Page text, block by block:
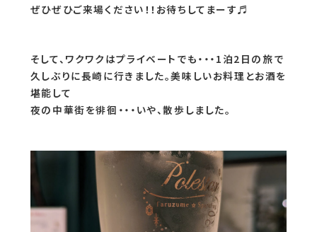
ぜひぜひご来場ください！！お待ちしてまーす♬
そして、ワクワクはプライベートでも・・・1泊2日の旅で
久しぶりに長崎に行きました。美味しいお料理とお酒を
堪能して
夜の中華街を徘徊・・・いや、散歩しました。